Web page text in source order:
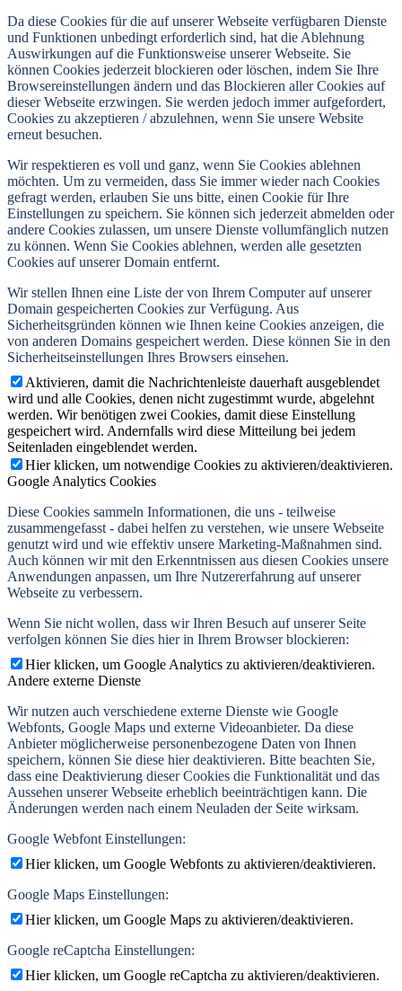
Da diese Cookies für die auf unserer Webseite verfügbaren Dienste
und Funktionen unbedingt erforderlich sind, hat die Ablehnung
Auswirkungen auf die Funktionsweise unserer Webseite. Sie
können Cookies jederzeit blockieren oder löschen, indem Sie Ihre
Browsereinstellungen ändern und das Blockieren aller Cookies auf
dieser Webseite erzwingen. Sie werden jedoch immer aufgefordert,
Cookies zu akzeptieren / abzulehnen, wenn Sie unsere Website
erneut besuchen.
Wir respektieren es voll und ganz, wenn Sie Cookies ablehnen
möchten. Um zu vermeiden, dass Sie immer wieder nach Cookies
gefragt werden, erlauben Sie uns bitte, einen Cookie für Ihre
Einstellungen zu speichern. Sie können sich jederzeit abmelden oder
andere Cookies zulassen, um unsere Dienste vollumfänglich nutzen
zu können. Wenn Sie Cookies ablehnen, werden alle gesetzten
Cookies auf unserer Domain entfernt.
Wir stellen Ihnen eine Liste der von Ihrem Computer auf unserer
Domain gespeicherten Cookies zur Verfügung. Aus
Sicherheitsgründen können wie Ihnen keine Cookies anzeigen, die
von anderen Domains gespeichert werden. Diese können Sie in den
Sicherheitseinstellungen Ihres Browsers einsehen.
Aktivieren, damit die Nachrichtenleiste dauerhaft ausgeblendet
wird und alle Cookies, denen nicht zugestimmt wurde, abgelehnt
werden. Wir benötigen zwei Cookies, damit diese Einstellung
gespeichert wird. Andernfalls wird diese Mitteilung bei jedem
Seitenladen eingeblendet werden.
Hier klicken, um notwendige Cookies zu aktivieren/deaktivieren.
Google Analytics Cookies
Diese Cookies sammeln Informationen, die uns - teilweise
zusammengefasst - dabei helfen zu verstehen, wie unsere Webseite
genutzt wird und wie effektiv unsere Marketing-Maßnahmen sind.
Auch können wir mit den Erkenntnissen aus diesen Cookies unsere
Anwendungen anpassen, um Ihre Nutzererfahrung auf unserer
Webseite zu verbessern.
Wenn Sie nicht wollen, dass wir Ihren Besuch auf unserer Seite
verfolgen können Sie dies hier in Ihrem Browser blockieren:
Hier klicken, um Google Analytics zu aktivieren/deaktivieren.
Andere externe Dienste
Wir nutzen auch verschiedene externe Dienste wie Google
Webfonts, Google Maps und externe Videoanbieter. Da diese
Anbieter möglicherweise personenbezogene Daten von Ihnen
speichern, können Sie diese hier deaktivieren. Bitte beachten Sie,
dass eine Deaktivierung dieser Cookies die Funktionalität und das
Aussehen unserer Webseite erheblich beeinträchtigen kann. Die
Änderungen werden nach einem Neuladen der Seite wirksam.
Google Webfont Einstellungen:
Hier klicken, um Google Webfonts zu aktivieren/deaktivieren.
Google Maps Einstellungen:
Hier klicken, um Google Maps zu aktivieren/deaktivieren.
Google reCaptcha Einstellungen:
Hier klicken, um Google reCaptcha zu aktivieren/deaktivieren.